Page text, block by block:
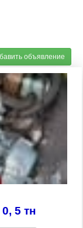
объявление
5 тн